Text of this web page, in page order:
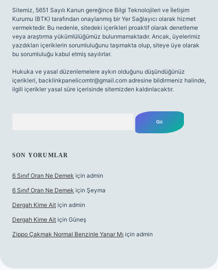
Sitemiz, 5651 Sayılı Kanun gereğince Bilgi Teknolojileri ve İletişim
Kurumu (BTK) tarafından onaylanmış bir Yer Sağlayıcı olarak hizmet
vermektedir. Bu nedenle, sitedeki içerikleri proaktif olarak denetleme
veya araştırma yükümlülüğümüz bulunmamaktadır. Ancak, üyelerimiz
yazdıkları içeriklerin sorumluluğunu taşımakta olup, siteye üye olarak
bu sorumluluğu kabul etmiş sayılırlar.
Hukuka ve yasal düzenlemelere aykırı olduğunu düşündüğünüz
içerikleri, backlinkpanelicomtr@gmail.com adresine bildirmeniz halinde,
ilgili içerikler yasal süre içerisinde sitemizden kaldırılacaktır.
SON YORUMLAR
6 Sınıf Oran Ne Demek için admin
6 Sınıf Oran Ne Demek için Şeyma
Dergah Kime Ait için admin
Dergah Kime Ait için Güneş
Zippo Çakmak Normal Benzinle Yanar Mı için admin